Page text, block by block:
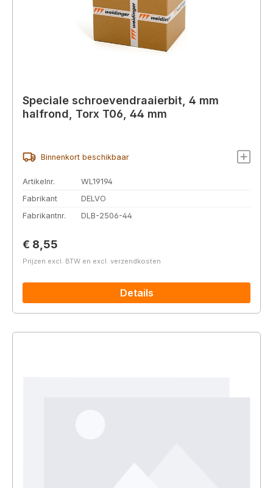
Speciale schroevendraaierbit, 4 mm
halfrond, Torx T06, 44 mm
Binnenkort beschikbaar
Artikelnr.
WL19194
Fabrikant
DELVO
Fabrikantnr.
DLB-2506-44
Normale prijs:
€ 8,55
Prijzen excl. BTW en excl. verzendkosten
Details